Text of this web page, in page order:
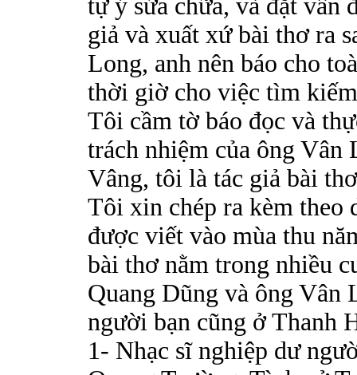
tự ý sửa chữa, và đặt vấn
giả và xuất xứ bài thơ ra
Long, anh nên báo cho
thời giờ cho việc tìm
Tôi cầm tờ báo đọc và
trách nhiệm của ông Vân
Vâng, tôi là tác giả bài
Tôi xin chép ra kèm theo
được viết vào mùa thu
bài thơ nằm trong nhiều
Quang Dũng và ông Vân
người bạn cũng ở Thanh
1- Nhạc sĩ nghiệp dư